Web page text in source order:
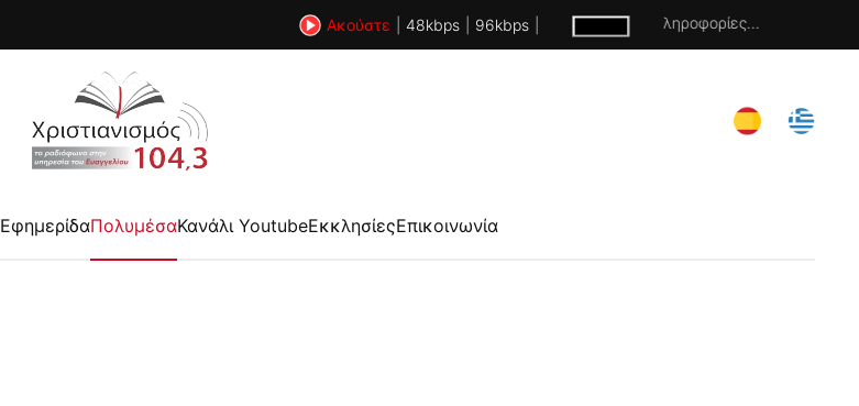
Ακούστε 48kbps 96kbps Χωρίς πληροφορίες...
ΕφημερίδαΠολυμέσαΚανάλι YoutubeΕκκλησίεςΕπικοινωνία